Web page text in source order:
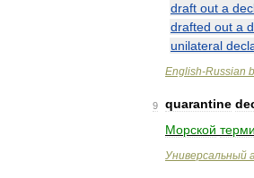
draft out a
drafted out a
unilateral
English-Russian
9 quarantine
Морской
Универсальный